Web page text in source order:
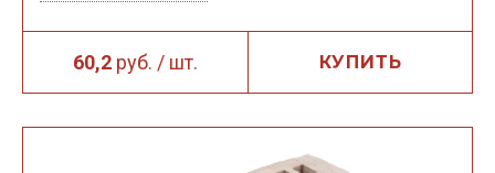
60,2 руб. / шт. КУПИТЬ